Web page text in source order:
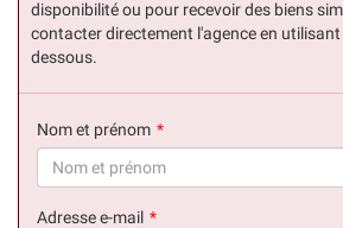
disponibilité ou pour recevoir des biens
contacter directement l'agence en
dessous.
Nom et prénom
Adresse e-mail